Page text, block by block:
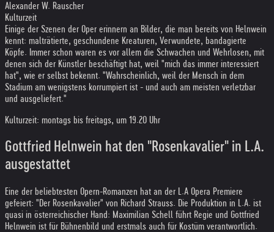
Alexander W. Rauscher
Kulturzeit
Einige der Szenen der Oper erinnern an Bilder, die man bereits von Helnwein
kennt: malträtierte, geschundene Kreaturen, Verwundete, bandagierte
Köpfe. Immer schon waren es vor allem die Schwachen und Wehrlosen, mit
denen sich der Künstler beschäftigt hat, weil "mich das immer interessiert
hat", wie er selbst bekennt. "Wahrscheinlich, weil der Mensch in dem
Stadium am wenigstens korrumpiert ist - und auch am meisten verletzbar
und ausgeliefert."
Kulturzeit: montags bis freitags, um 19.20 Uhr
Gottfried Helnwein hat den "Rosenkavalier" in L.A.
ausgestattet
Eine der beliebtesten Opern-Romanzen hat an der L.A Opera Premiere
gefeiert: "Der Rosenkavalier" von Richard Strauss. Die Produktion in L.A. ist
quasi in österreichischer Hand: Maximilian Schell führt Regie und Gottfried
Helnwein ist für Bühnenbild und erstmals auch für Kostüm verantwortlich.